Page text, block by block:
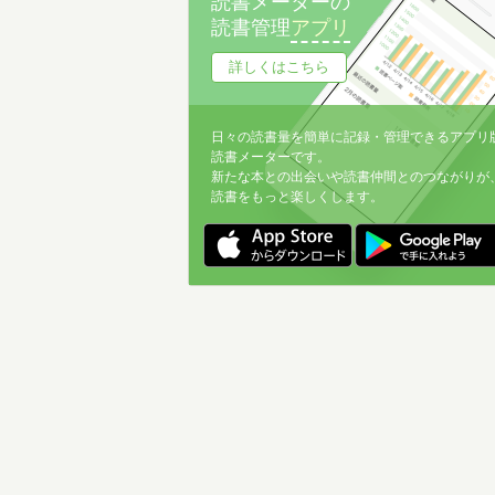
読書管理アプリ
詳しくはこちら
日々の読書量を簡単に記録・管理できるアプリ
読書メーターです。
新たな本との出会いや読書仲間とのつながりが
読書をもっと楽しくします。